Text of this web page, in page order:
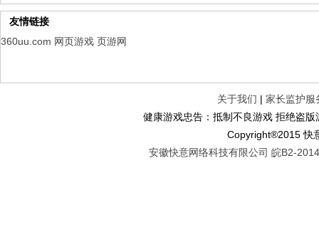
权力的游戏
新服新服 今日 9:00
友情链接
360uu.com 网页游戏 页游网
关于我们 | 家长监护服
健康游戏忠告：抵制不良游戏 拒绝盗
Copyright®2015 快
安徽快意网络科技有限公司 皖B2-